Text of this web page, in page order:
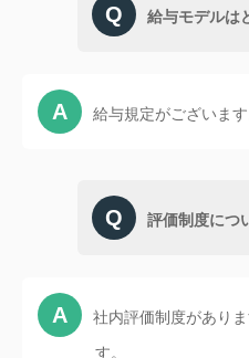
給与モデルは
給与規定がございま
評価制度につ
社内評価制度があり
す。